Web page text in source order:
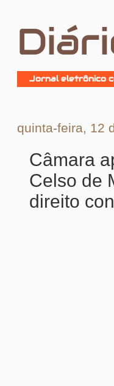
Jornal eletrônico
quinta-feira, 12
Câmara
Celso de
direito